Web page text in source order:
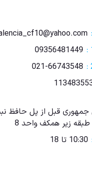
09356481449
021-66743548
جمهوری قبل از پل حافظ
زیر همکف واحد 8
10:30 تا 18